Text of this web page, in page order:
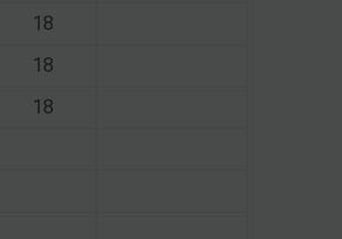
18
18
18